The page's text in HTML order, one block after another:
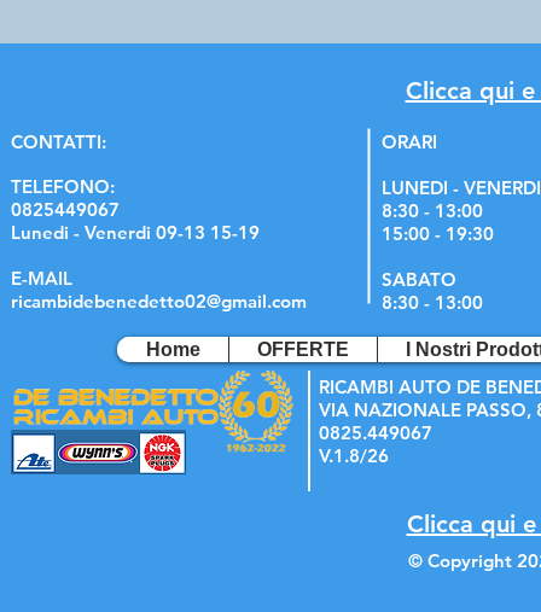
Clicca qui
CONTATTI:
TELEFONO:
0825449067
Lunedi - Venerdi 09-13 15-19
E-MAIL
ricambidebenedetto02@gmail.com
ORARI
LUNEDI - VENERDI
8:30 - 13:00
15:00 - 19:30
SABATO
8:30 - 13:00
Home OFFERTE I Nostri
RICAMBI AUTO DE
VIA NAZIONALE PASSO,
0825.449067
V.1.8/26
Clicca qui
© Copyright